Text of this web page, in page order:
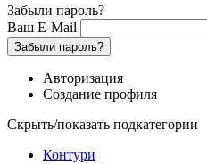
Забыли пароль?
Ваш E-Mail
Забыли пароль?
Авторизация
Создание профиля
Скрыть/показать подкатегории
Контури